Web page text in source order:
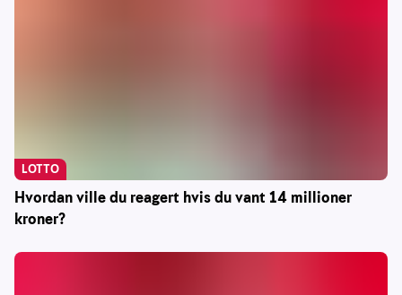
Hvordan ville du reagert hvis du vant 14 millioner
kroner?
LOTTO